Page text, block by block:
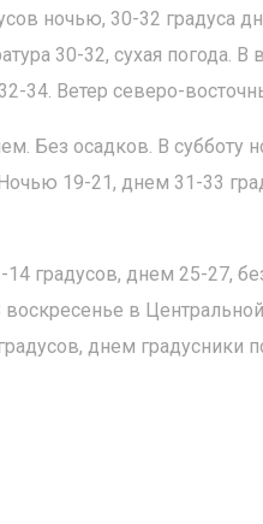
ночью, 30-32 градуса
30-32, сухая погода. В
34. Ветер северо-
Без осадков. В субботу
19-21, днем 31-33
градусов, днем 25-27,
воскресенье в
днем градусники